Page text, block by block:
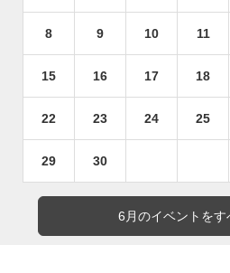
8 9 10 11
15 16 17 18
22 23 24 25
29 30
6月のイベントをす